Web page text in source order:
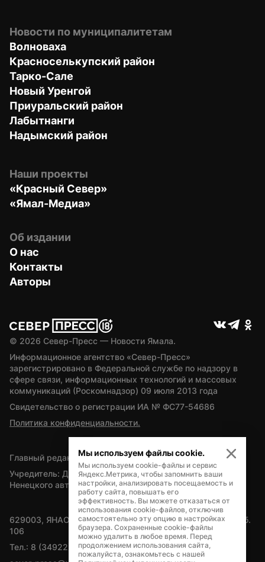
Новости по муниципалитетам
Волноваха
Красноселькупский район
Тарко-Сале
Новый Уренгой
Приуральский район
Лабытнанги
Надымский район
Наши проекты
«Красный Север»
«Ямал-Медиа»
Об издании
О нас
Контакты
Авторы
© 2026 Север-Пресс — Новости Ямала.
Информационное агентство «Север-Пресс»
зарегистрировано в Федеральной службе по надзору в
сфере связи, информационных технологий и массовых
коммуникаций (Роскомнадзор) 09 июля 2013 года
Свидетельство о регистрации ИА № ФС77-54686
Политика конфиденциальности.
Главный редактор — А.Л. Поздеев
Учредитель: Департамент внутренней политики Ямало-
Ненецкого автономного округа
629003, ЯНАО, Салехард, мкр. Богдана Кнунянца, д.1, каб.
106
Тел.: 8 (34922) 71262
Мы используем файлы cookie.
Мы используем cookie-файлы и сервис
Яндекс.Метрика, чтобы запомнить ваши
настройки, анализировать посещаемость и
работу сайта, повышать его
эффективность. Вы можете отказаться от
использования cookie-файлов, отключив
самостоятельно эту опцию в настройках
браузера. Сохраненные cookie-файлы
можно удалить в любое время. Перед
продолжением использования сайта,
пожалуйста, ознакомьтесь с нашей